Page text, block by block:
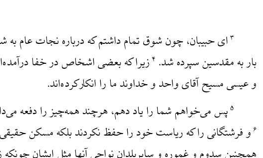
۳‌ای حبیبان، چون شوق تمام داشتم که درباره نجات عام
بار به مقدسین سپرده شد. ۴ زیرا که بعضی اشخاص در خفا
و عیسی مسیح آقای واحد و خداوند ما را انکارکرده‌اند.
۵پس می‌خواهم شما را یاد دهم، هرچند همه‌چیز را دفعه
۶ و فرشتگانی را که ریاست خود را حفظ نکردند بلکه مسکن